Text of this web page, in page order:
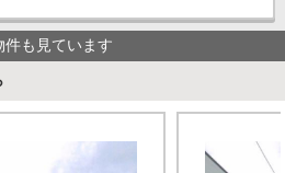
件も見ています